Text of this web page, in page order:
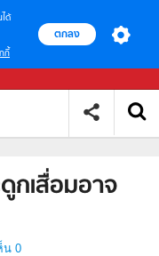
ได้
กี้
ตกลง
กเสื่อมอาจ
น 0